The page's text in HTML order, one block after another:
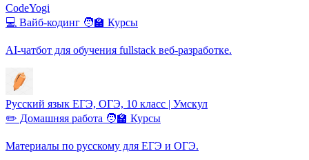
CodeYogi
💻 Вайб-кодинг 🧑‍🏫 Курсы
AI-чатбот для обучения fullstack веб-разработке.
Русский язык ЕГЭ, ОГЭ, 10 класс | Умскул
✏️ Домашняя работа 🧑‍🏫 Курсы
Материалы по русскому для ЕГЭ и ОГЭ.